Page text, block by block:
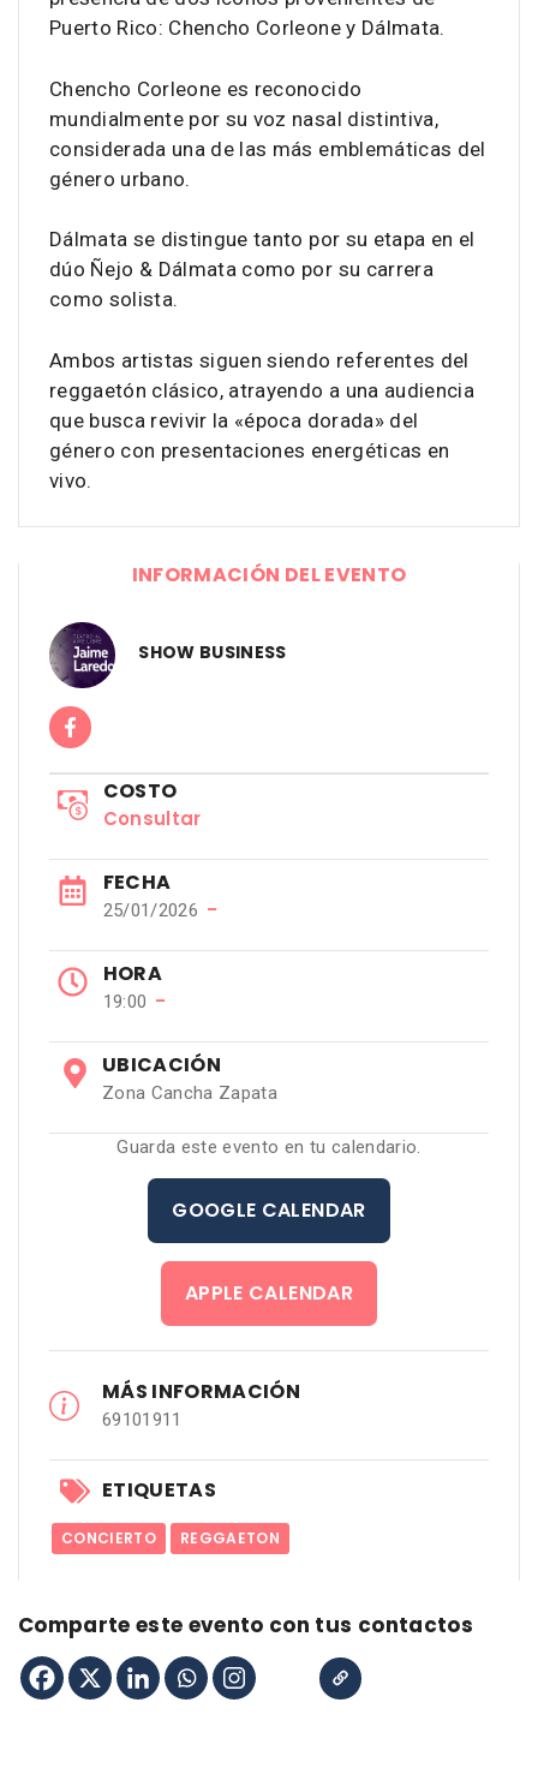
Puerto Rico: Chencho Corleone y Dálmata.
Chencho Corleone es reconocido
mundialmente por su voz nasal distintiva,
considerada una de las más emblemáticas del
género urbano.
Dálmata se distingue tanto por su etapa en el
dúo Ñejo & Dálmata como por su carrera
como solista.
Ambos artistas siguen siendo referentes del
reggaetón clásico, atrayendo a una audiencia
que busca revivir la «época dorada» del
género con presentaciones energéticas en
vivo.
INFORMACIÓN DEL EVENTO
SHOW BUSINESS
COSTO
Consultar
FECHA
25/01/2026 −
HORA
19:00 −
UBICACIÓN
Zona Cancha Zapata
Guarda este evento en tu calendario.
GOOGLE CALENDAR
APPLE CALENDAR
MÁS INFORMACIÓN
69101911
ETIQUETAS
CONCIERTO REGGAETON
Comparte este evento con tus contactos